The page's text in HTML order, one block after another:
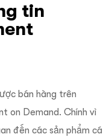
tin
bán hàng trên
on Demand. Chính vì
đến các sản phẩm cá